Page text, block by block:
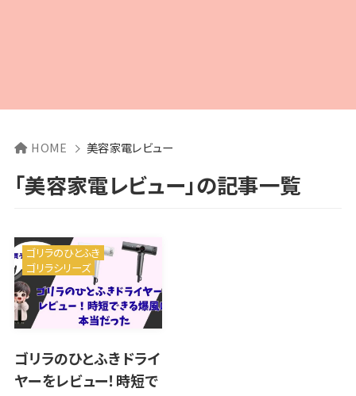
HOME 美容家電レビュー
「美容家電レビュー」の記事一覧
ゴリラのひとふきドライ
ヤーをレビュー！時短で
ゴリラのひとふき
ゴリラシリーズ